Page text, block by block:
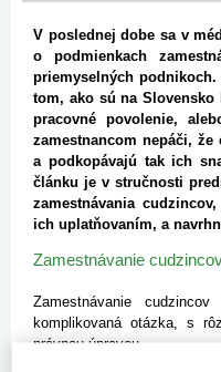
V poslednej dobe sa v
o podmienkach
priemyselných
tom, ako sú na
pracovné povolenie,
zamestnancom nepáči,
a podkopávajú tak ich
článku je v stručnosti
zamestnávania
ich uplatňovaním, a
Zamestnávanie
Zamestnávanie
komplikovaná otázka, s
právnou úpravou.